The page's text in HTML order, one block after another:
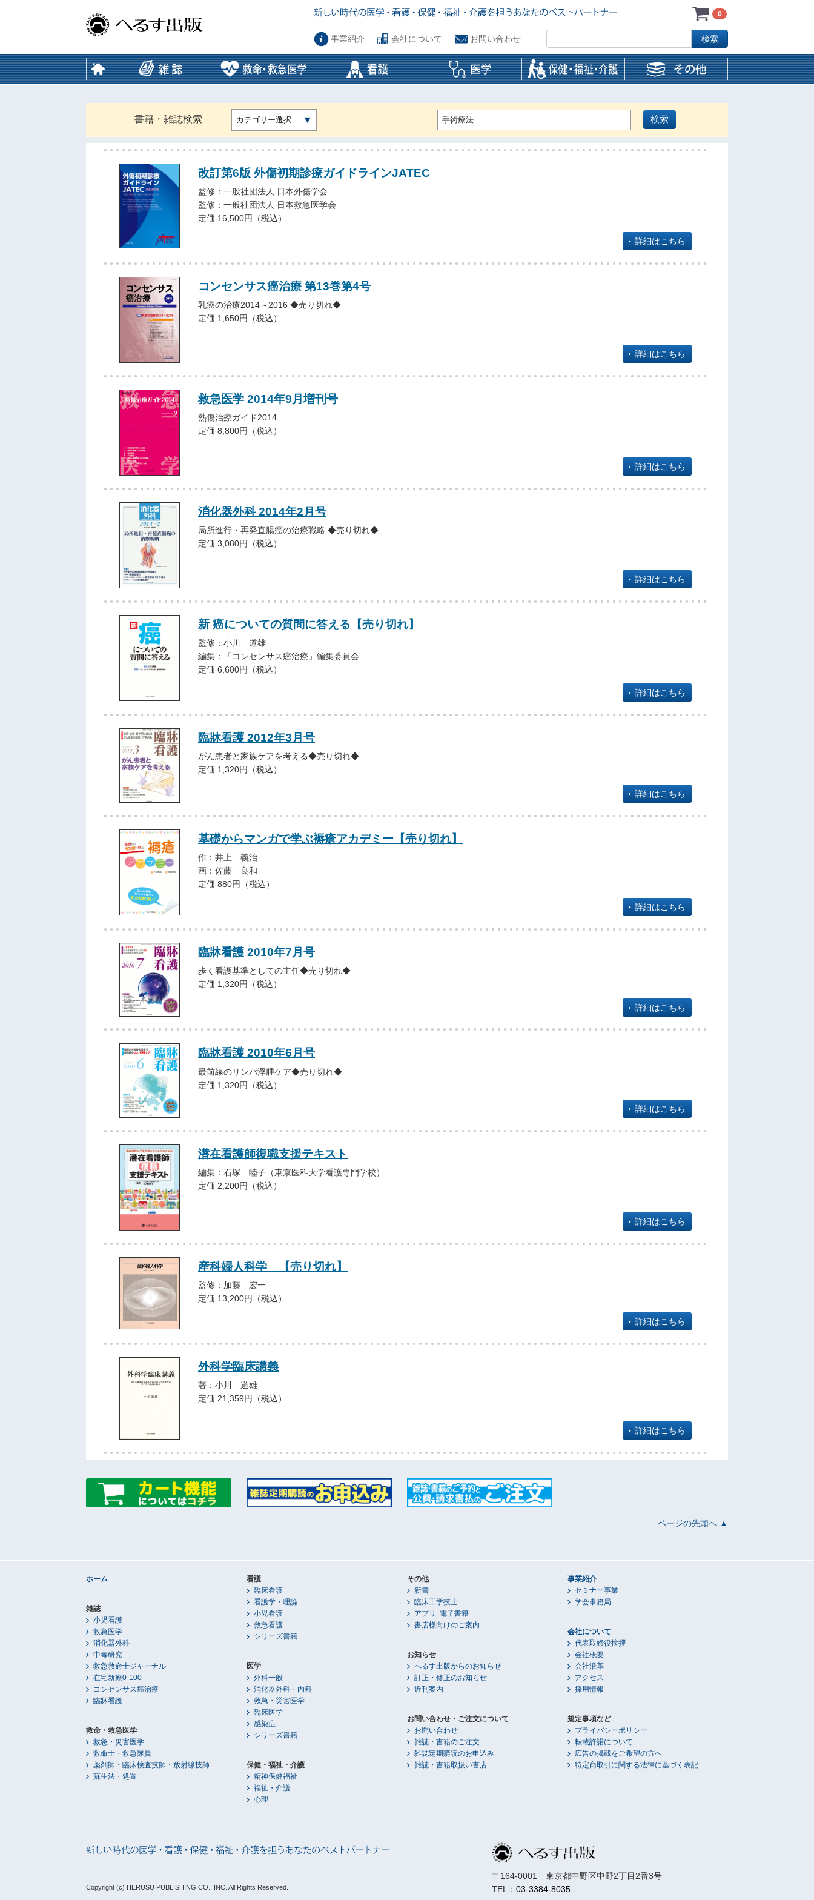
0
事業紹介 会社について お問い合わせ
書籍・雑誌検索 カテゴリー選択
改訂第6版 外傷初期診療ガイドラインJATEC
監修：一般社団法人 日本外傷学会
監修：一般社団法人 日本救急医学会
定価 16,500円（税込）
詳細はこちら
コンセンサス癌治療 第13巻第4号
乳癌の治療2014～2016 ◆売り切れ◆
定価 1,650円（税込）
詳細はこちら
救急医学 2014年9月増刊号
熱傷治療ガイド2014
定価 8,800円（税込）
詳細はこちら
消化器外科 2014年2月号
局所進行・再発直腸癌の治療戦略 ◆売り切れ◆
定価 3,080円（税込）
詳細はこちら
新 癌についての質問に答える【売り切れ】
監修：小川 道雄
編集：「コンセンサス癌治療」編集委員会
定価 6,600円（税込）
詳細はこちら
臨牀看護 2012年3月号
がん患者と家族ケアを考える◆売り切れ◆
定価 1,320円（税込）
詳細はこちら
基礎からマンガで学ぶ褥瘡アカデミー【売り切れ】
作：井上 義治
画：佐藤 良和
定価 880円（税込）
詳細はこちら
臨牀看護 2010年7月号
歩く看護基準としての主任◆売り切れ◆
定価 1,320円（税込）
詳細はこちら
臨牀看護 2010年6月号
最前線のリンパ浮腫ケア◆売り切れ◆
定価 1,320円（税込）
詳細はこちら
潜在看護師復職支援テキスト
編集：石塚 睦子（東京医科大学看護専門学校）
定価 2,200円（税込）
詳細はこちら
産科婦人科学 【売り切れ】
監修：加藤 宏一
定価 13,200円（税込）
詳細はこちら
外科学臨床講義
著：小川 道雄
定価 21,359円（税込）
詳細はこちら
ページの先頭へ ▲
ホーム
雑誌
小児看護
救急医学
消化器外科
中毒研究
救急救命士ジャーナル
在宅新療0-100
コンセンサス癌治療
臨牀看護
救命・救急医学
救急・災害医学
救命士・救急隊員
薬剤師・臨床検査技師・放射線技師
蘇生法・処置
看護
臨床看護
看護学・理論
小児看護
救急看護
シリーズ書籍
医学
外科一般
消化器外科・内科
救急・災害医学
臨床医学
感染症
シリーズ書籍
保健・福祉・介護
精神保健福祉
福祉・介護
心理
その他
新書
臨床工学技士
アプリ･電子書籍
書店様向けのご案内
お知らせ
へるす出版からのお知らせ
訂正・修正のお知らせ
近刊案内
お問い合わせ・ご注文について
お問い合わせ
雑誌・書籍のご注文
雑誌定期購読のお申込み
雑誌・書籍取扱い書店
事業紹介
セミナー事業
学会事務局
会社について
代表取締役挨拶
会社概要
会社沿革
アクセス
採用情報
規定事項など
プライバシーポリシー
転載許諾について
広告の掲載をご希望の方へ
特定商取引に関する法律に基づく表記
〒164-0001 東京都中野区中野2丁目2番3号
TEL： 03-3384-8035
Copyright (c) HERUSU PUBLISHING CO., INC. All Rights Reserved.